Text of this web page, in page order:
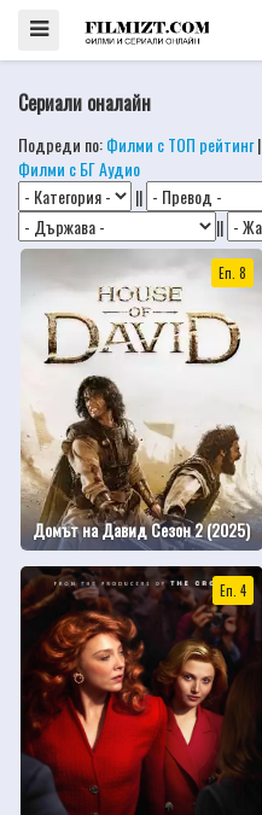
Сериали оналайн
Подреди по:Филми с ТОП рейтинг|
Филми с БГ Аудио
||
||
Еп. 8
Домът на Давид Сезон 2 (2025)
Еп. 4